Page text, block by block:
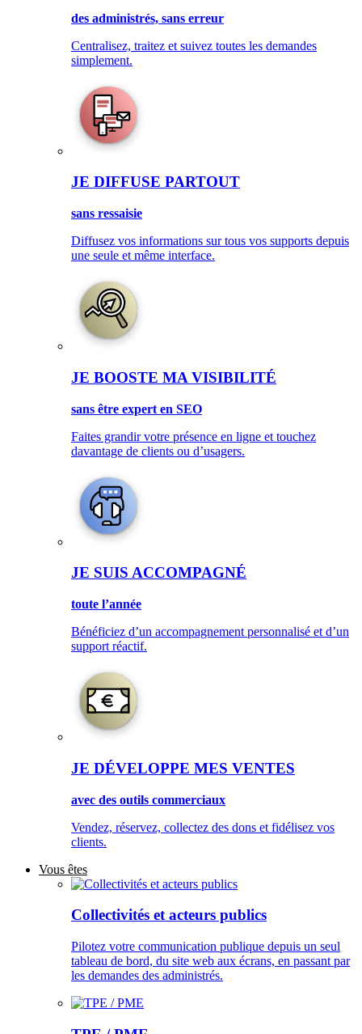
des administrés, sans erreur
Centralisez, traitez et suivez toutes les demandes
simplement.
JE DIFFUSE PARTOUT
sans ressaisie
Diffusez vos informations sur tous vos supports depuis
une seule et même interface.
JE BOOSTE MA VISIBILITÉ
sans être expert en SEO
Faites grandir votre présence en ligne et touchez
davantage de clients ou d’usagers.
JE SUIS ACCOMPAGNÉ
toute l’année
Bénéficiez d’un accompagnement personnalisé et d’un
support réactif.
JE DÉVELOPPE MES VENTES
avec des outils commerciaux
Vendez, réservez, collectez des dons et fidélisez vos
clients.
Vous êtes
Collectivités et acteurs publics
Pilotez votre communication publique depuis un seul
tableau de bord, du site web aux écrans, en passant par
les demandes des administrés.